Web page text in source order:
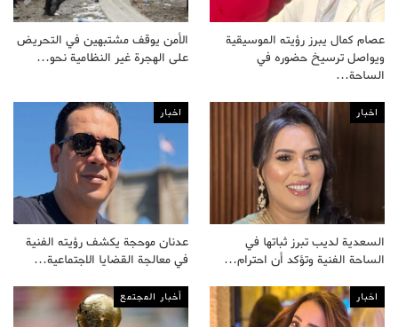
عصام كمال يبرز رؤيته الموسيقية
ويواصل ترسيخ حضوره في
الساحة…
الأمن يوقف مشتبهين في التحريض
على الهجرة غير النظامية نحو…
اخبار
السعدية لديب تبرز ثباتها في
الساحة الفنية وتؤكد أن احترام…
اخبار
عدنان موحجة يكشف رؤيته الفنية
في معالجة القضايا الاجتماعية…
اخبار أخبار المجتمع